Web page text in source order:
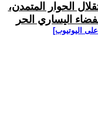
الحوار المتمدن،
اليساري الحر
اليوتيوب]